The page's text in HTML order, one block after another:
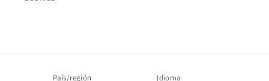
País/región Idioma